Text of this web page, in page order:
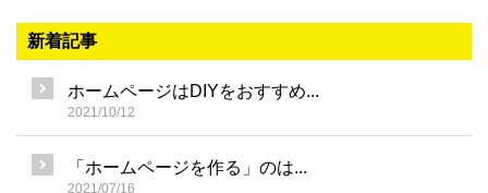
新着記事
ホームページはDIYをおすすめ...
2021/10/12
「ホームページを作る」のは...
2021/07/16